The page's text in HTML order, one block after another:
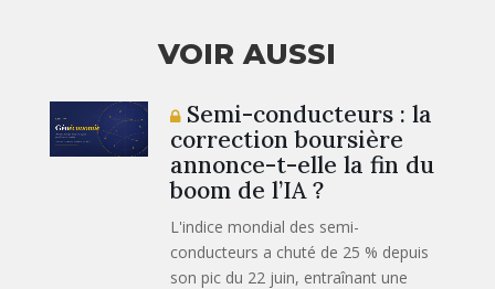
VOIR AUSSI
Semi-conducteurs : la
correction boursière
annonce-t-elle la fin du
boom de l’IA ?
L'indice mondial des semi-
conducteurs a chuté de 25 % depuis
son pic du 22 juin, entraînant une